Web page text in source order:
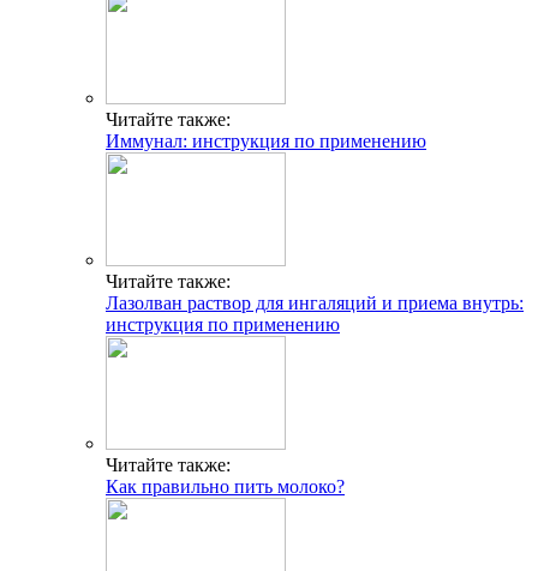
Читайте также:
Иммунал: инструкция по применению
Читайте также:
Лазолван раствор для ингаляций и приема внутрь:
инструкция по применению
Читайте также:
Как правильно пить молоко?